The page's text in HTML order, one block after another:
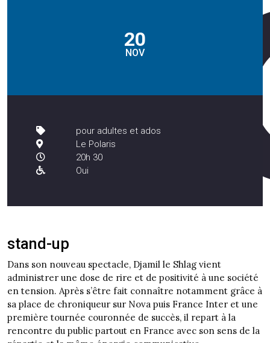
20
NOV
pour adultes et ados
Le Polaris
20h 30
Oui
stand-up
Dans son nouveau spectacle, Djamil le Shlag vient
administrer une dose de rire et de positivité à une société
en tension. Après s’être fait connaître notamment grâce à
sa place de chroniqueur sur Nova puis France Inter et une
première tournée couronnée de succès, il repart à la
rencontre du public partout en France avec son sens de la